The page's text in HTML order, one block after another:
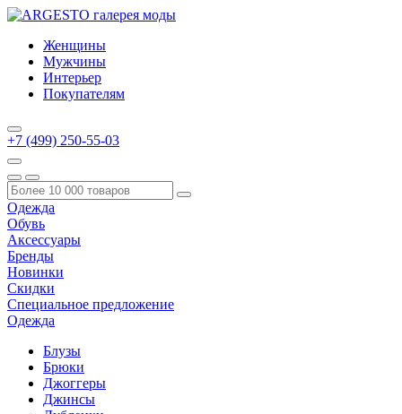
Женщины
Мужчины
Интерьер
Покупателям
+7 (499) 250-55-03
Одежда
Обувь
Аксессуары
Бренды
Новинки
Скидки
Специальное предложение
Одежда
Блузы
Брюки
Джоггеры
Джинсы